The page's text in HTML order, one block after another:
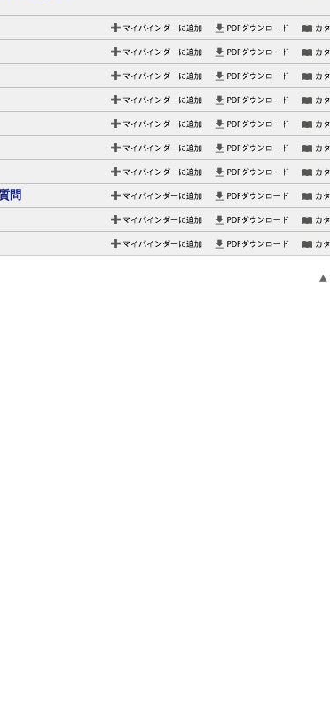
問